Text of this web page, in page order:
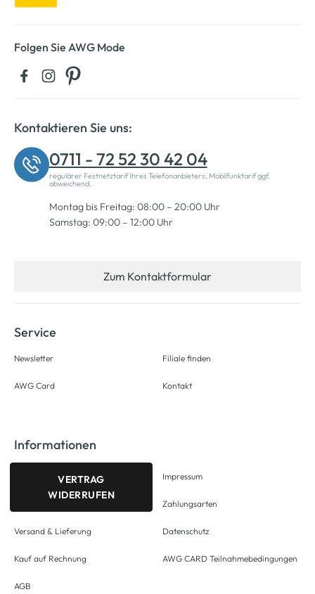
Folgen Sie AWG Mode
Kontaktieren Sie uns:
0711 - 72 52 30 42 04
regulärer Festnetztarif Ihres Telefonanbieters, Mobilfunktarif ggf.
abweichend.
Montag bis Freitag: 08:00 – 20:00 Uhr
Samstag: 09:00 – 12:00 Uhr
Zum Kontaktformular
Service
Newsletter
AWG Card
Filiale finden
Kontakt
Informationen
VERTRAG
WIDERRUFEN
Versand & Lieferung
Kauf auf Rechnung
AGB
Impressum
Zahlungsarten
Datenschutz
AWG CARD Teilnahmebedingungen